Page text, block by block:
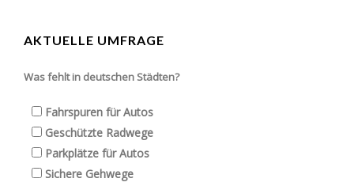
AKTUELLE UMFRAGE
Was fehlt in deutschen Städten?
Fahrspuren für Autos
Geschützte Radwege
Parkplätze für Autos
Sichere Gehwege